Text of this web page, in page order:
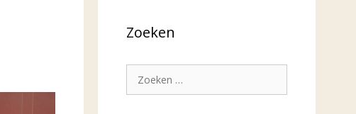
Zoeken
Zoek
naar: